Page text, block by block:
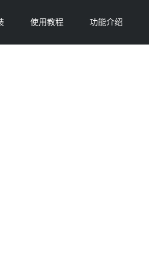
使用教程 功能介绍